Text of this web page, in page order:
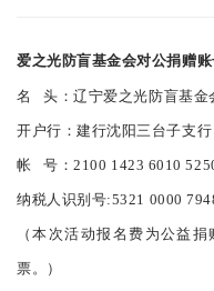
爱之光防盲基金会对公捐赠账
名 头：辽宁爱之光防盲基金
开户行：建行沈阳三台子支行
帐 号：2100 1423 6010
纳税人识别号:5321 0000
（本次活动报名费为公益
票。）